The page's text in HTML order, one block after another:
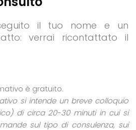
il tuo nome e un
verrai ricontattato il
è gratuito.
si intende un breve colloquio
di circa 20-30 minuti in cui si
sul tipo di consulenza, sui